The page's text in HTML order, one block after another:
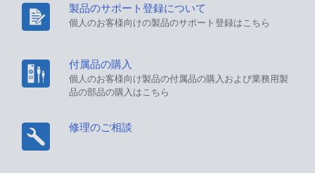
製品のサポート登録について
個人のお客様向けの製品のサポート登録はこちら
付属品の購入
個人のお客様向け製品の付属品の購入および業務用製
品の部品の購入はこちら
修理のご相談